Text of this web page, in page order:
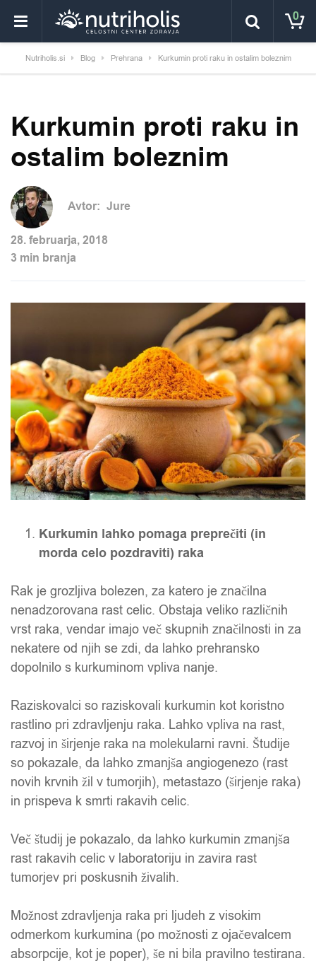
0
Nutriholis.si Blog Prehrana Kurkumin proti raku in ostalim boleznim
Kurkumin proti raku in
ostalim boleznim
Avtor: Jure
28. februarja, 2018
3 min branja
Kurkumin lahko pomaga preprečiti (in
morda celo pozdraviti) raka
Rak je grozljiva bolezen, za katero je značilna
nenadzorovana rast celic. Obstaja veliko različnih
vrst raka, vendar imajo več skupnih značilnosti in za
nekatere od njih se zdi, da lahko prehransko
dopolnilo s kurkuminom vpliva nanje.
Raziskovalci so raziskovali kurkumin kot koristno
rastlino pri zdravljenju raka. Lahko vpliva na rast,
razvoj in širjenje raka na molekularni ravni. Študije
so pokazale, da lahko zmanjša angiogenezo (rast
novih krvnih žil v tumorjih), metastazo (širjenje raka)
in prispeva k smrti rakavih celic.
Več študij je pokazalo, da lahko kurkumin zmanjša
rast rakavih celic v laboratoriju in zavira rast
tumorjev pri poskusnih živalih.
Možnost zdravljenja raka pri ljudeh z visokim
odmerkom kurkumina (po možnosti z ojačevalcem
absorpcije, kot je poper), še ni bila pravilno testirana.